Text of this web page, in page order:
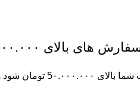
بالای 5٠.٠٠٠.٠٠٠ تومان
چنان چه جمع صورت